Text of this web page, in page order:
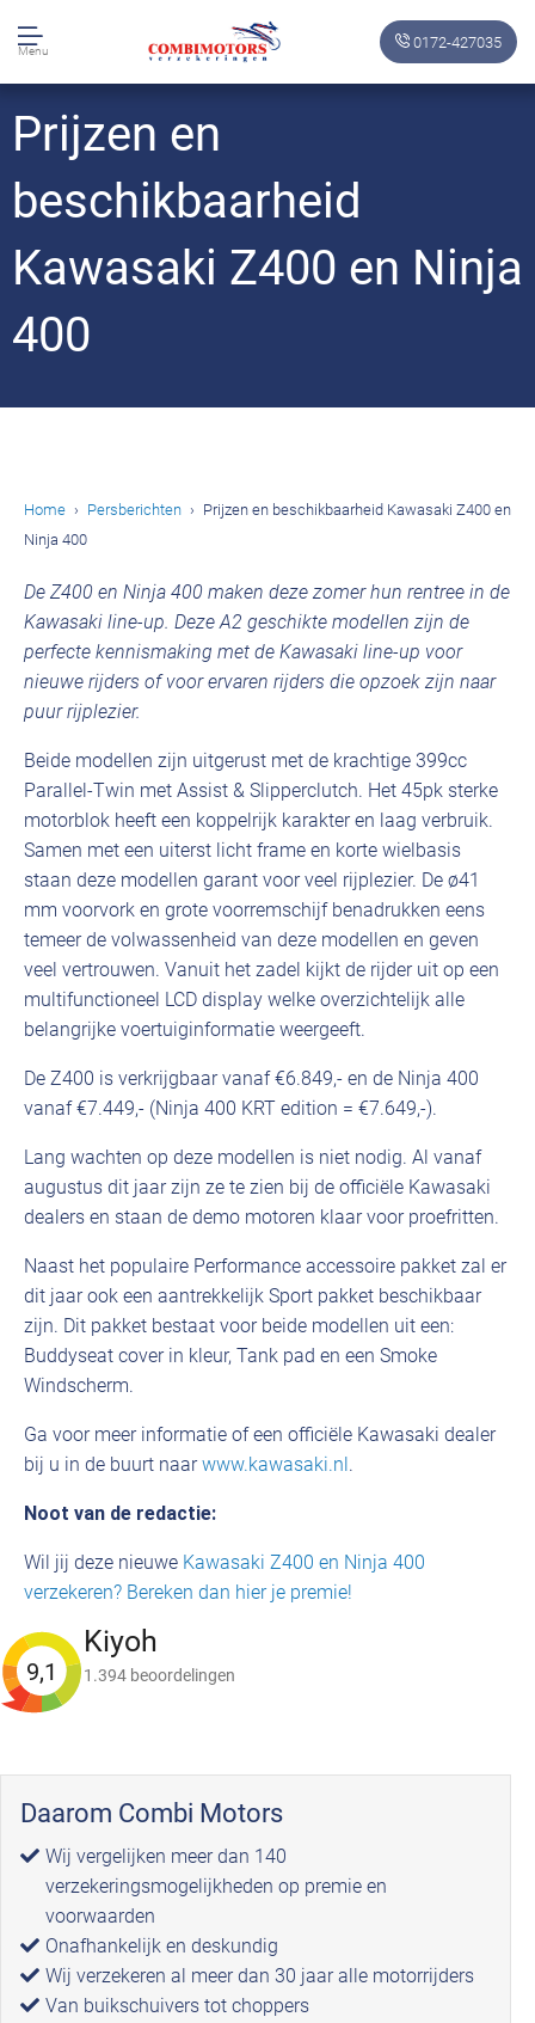
Menu 0172-427035
Prijzen en
beschikbaarheid
Kawasaki Z400 en Ninja
400
Home Persberichten
Prijzen en beschikbaarheid Kawasaki Z400 en
Ninja 400
De Z400 en Ninja 400 maken deze zomer hun rentree in de
Kawasaki line-up. Deze A2 geschikte modellen zijn de
perfecte kennismaking met de Kawasaki line-up voor
nieuwe rijders of voor ervaren rijders die opzoek zijn naar
puur rijplezier.
Beide modellen zijn uitgerust met de krachtige 399cc
Parallel-Twin met Assist & Slipperclutch. Het 45pk sterke
motorblok heeft een koppelrijk karakter en laag verbruik.
Samen met een uiterst licht frame en korte wielbasis
staan deze modellen garant voor veel rijplezier. De ø41
mm voorvork en grote voorremschijf benadrukken eens
temeer de volwassenheid van deze modellen en geven
veel vertrouwen. Vanuit het zadel kijkt de rijder uit op een
multifunctioneel LCD display welke overzichtelijk alle
belangrijke voertuiginformatie weergeeft.
De Z400 is verkrijgbaar vanaf €6.849,- en de Ninja 400
vanaf €7.449,- (Ninja 400 KRT edition = €7.649,-).
Lang wachten op deze modellen is niet nodig. Al vanaf
augustus dit jaar zijn ze te zien bij de officiële Kawasaki
dealers en staan de demo motoren klaar voor proefritten.
Naast het populaire Performance accessoire pakket zal er
dit jaar ook een aantrekkelijk Sport pakket beschikbaar
zijn. Dit pakket bestaat voor beide modellen uit een:
Buddyseat cover in kleur, Tank pad en een Smoke
Windscherm.
Ga voor meer informatie of een officiële Kawasaki dealer
bij u in de buurt naarwww.kawasaki.nl.
Noot van de redactie:
Wil jij deze nieuwe Kawasaki Z400 en Ninja 400
verzekeren? Bereken dan hier je premie!
9,1
Kiyoh
1.394 beoordelingen
Daarom Combi Motors
Wij vergelijken meer dan 140
verzekeringsmogelijkheden op premie en
voorwaarden
Onafhankelijk en deskundig
Wij verzekeren al meer dan 30 jaar alle motorrijders
Van buikschuivers tot choppers